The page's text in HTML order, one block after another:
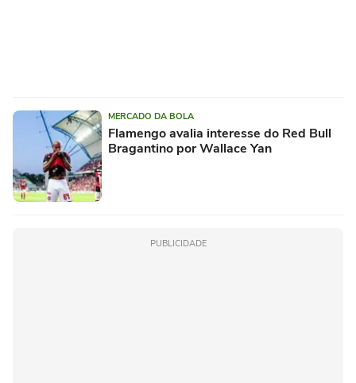
MERCADO DA BOLA
Flamengo avalia interesse do Red Bull
Bragantino por Wallace Yan
PUBLICIDADE